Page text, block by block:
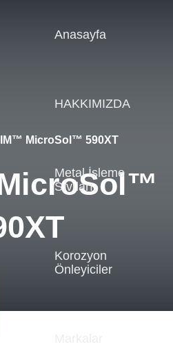
Anasayfa
HAKKIMIZDA
Metal İşleme
Sıvıları
Korozyon
Önleyiciler
MicroSol™ 590XT